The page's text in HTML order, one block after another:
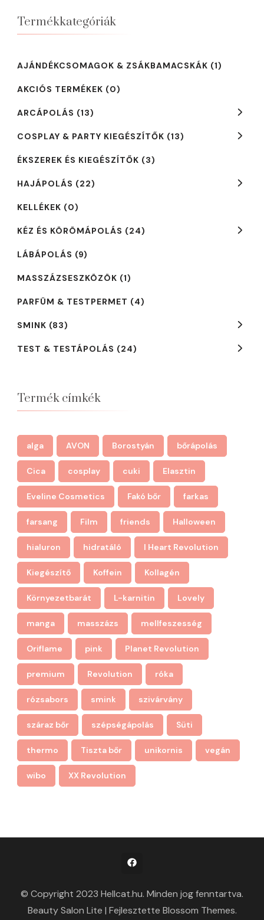
változatok
Termékkategóriák
AJÁNDÉKCSOMAGOK & ZSÁKBAMACSKÁK (1)
AKCIÓS TERMÉKEK (0)
ARCÁPOLÁS (13)
COSPLAY & PARTY KIEGÉSZÍTŐK (13)
ÉKSZEREK ÉS KIEGÉSZÍTŐK (3)
HAJÁPOLÁS (22)
KELLÉKEK (0)
KÉZ ÉS KÖRÖMÁPOLÁS (24)
LÁBÁPOLÁS (9)
MASSZÁZSESZKÖZÖK (1)
PARFÜM & TESTPERMET (4)
SMINK (83)
TEST & TESTÁPOLÁS (24)
Termék címkék
alga AVON Borostyán bőrápolás
Cica cosplay cuki Elasztin
Eveline Cosmetics Fakó bőr farkas
farsang Film friends Halloween
hialuron hidratáló I Heart Revolution
Kiegészítő Koffein Kollagén
Környezetbarát L-karnitin Lovely
manga masszázs mellfeszesség
Oriflame pink Planet Revolution
premium Revolution róka
rózsabors smink szivárvány
száraz bőr szépségápolás Süti
thermo Tiszta bőr unikornis vegán
wibo XX Revolution
© Copyright 2023 Hellcat.hu. Minden jog fenntartva.
Beauty Salon Lite | Fejlesztette Blossom Themes.